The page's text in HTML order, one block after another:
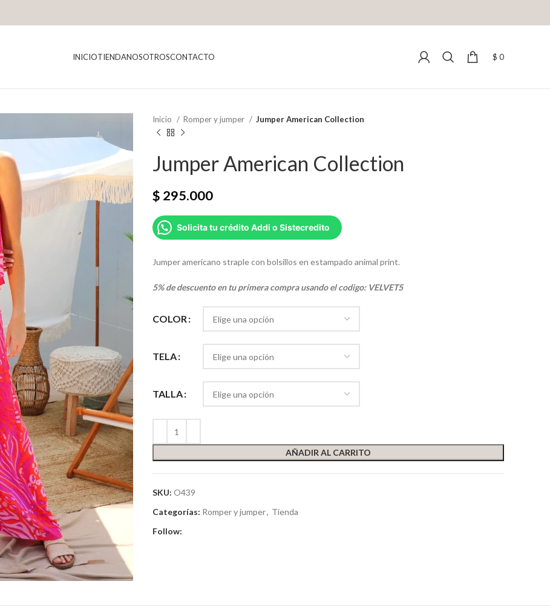
INICIOTIENDANOSOTROSCONTACTO $ 0
Inicio Romper y jumper Jumper American Collection
Jumper American Collection
$ 295.000
Solicita tu crédito Addi o Sistecredito
Jumper americano straple con bolsillos en estampado animal print.
5% de descuento en tu primera compra usando el codigo: VELVET5
COLOR
TELA
TALLA
AÑADIR AL CARRITO
SKU: O439
Categorías: Romper y jumper, Tienda
Follow: